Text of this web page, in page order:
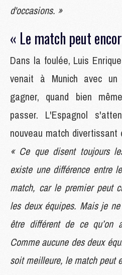
d'occasions. »
« Le match peut
Dans la foulée, Luis
venait à Munich avec
gagner, quand bien
passer. L'Espagnol
nouveau match
« Ce que disent toujours
existe une différence entre
match, car le premier peut
les deux équipes. Mais je
être différent de ce qu’on
Comme aucune des deux
soit meilleure, le match peut